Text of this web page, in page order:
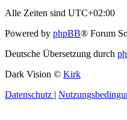
Alle Zeiten sind UTC+02:00
Powered by phpBB® Forum
Deutsche Übersetzung durch
Dark Vision © Kirk
Datenschutz |